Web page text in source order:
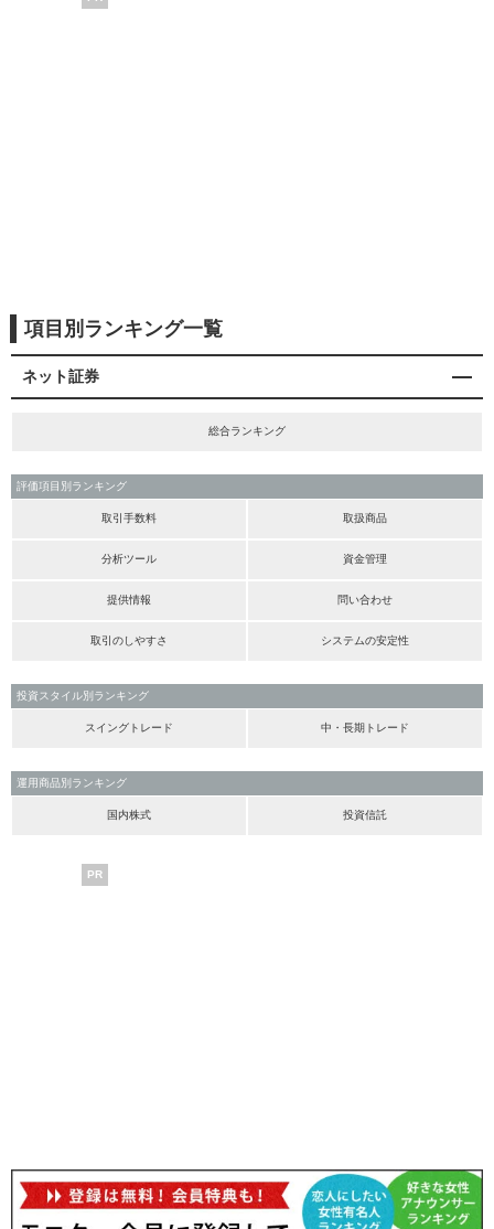
項目別ランキング一覧
ネット証券
総合ランキング
評価項目別ランキング
取引手数料 取扱商品
分析ツール 資金管理
提供情報 問い合わせ
取引のしやすさ システムの安定性
投資スタイル別ランキング
スイングトレード 中・長期トレード
運用商品別ランキング
国内株式 投資信託
PR